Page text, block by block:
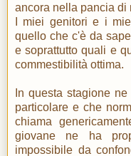
ancora nella pancia di
I miei genitori e i
quello che c'è da
e soprattutto quali e
commestibilità ottima.
In questa stagione
particolare e che
chiama
giovane ne ha
impossibile da